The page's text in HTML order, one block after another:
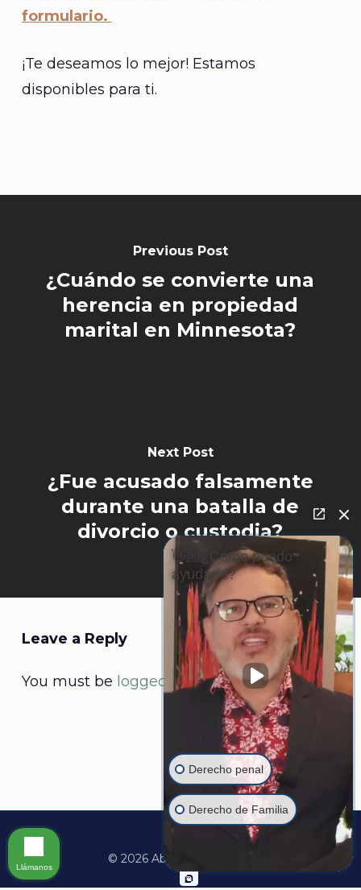
formulario.
¡Te deseamos lo mejor! Estamos
disponibles para ti.
Previous Post
¿Cuándo se convierte una
herencia en propiedad
marital en Minnesota?
Next Post
¿Fue acusado falsamente
durante una batalla de
divorcio o custodia?
Leave a Reply
You must be logged into post a comment.
© 2026 Abogado Martine.
👋🏼¿Cómo puedo
ayudarte?
Derecho penal
Derecho de Familia
Llámanos